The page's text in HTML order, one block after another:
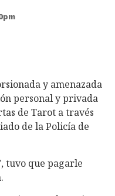
y amenazada
personal y privada
de Tarot a través
de la Policía de
tuvo que pagarle